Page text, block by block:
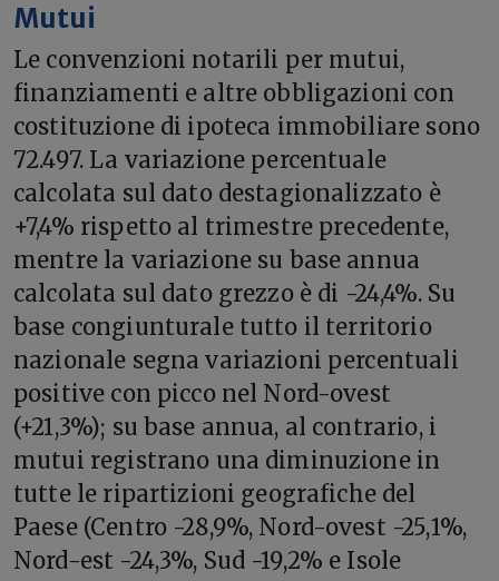
Mutui
Le convenzioni notarili per mutui,
finanziamenti e altre obbligazioni con
costituzione di ipoteca immobiliare sono
72.497. La variazione percentuale
calcolata sul dato destagionalizzato è
+7,4% rispetto al trimestre precedente,
mentre la variazione su base annua
calcolata sul dato grezzo è di -24,4%. Su
base congiunturale tutto il territorio
nazionale segna variazioni percentuali
positive con picco nel Nord-ovest
(+21,3%); su base annua, al contrario, i
mutui registrano una diminuzione in
tutte le ripartizioni geografiche del
Paese (Centro -28,9%, Nord-ovest -25,1%,
Nord-est -24,3%, Sud -19,2% e Isole